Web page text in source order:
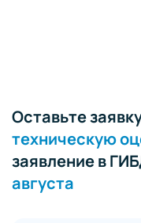
Оставьте
техническую
заявление в
августа